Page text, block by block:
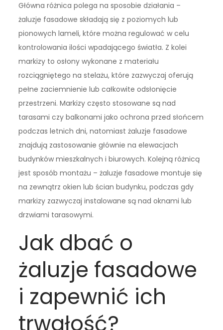
Główna różnica polega na sposobie działania –
żaluzje fasadowe składają się z poziomych lub
pionowych lameli, które można regulować w celu
kontrolowania ilości wpadającego światła. Z kolei
markizy to osłony wykonane z materiału
rozciągniętego na stelażu, które zazwyczaj oferują
pełne zaciemnienie lub całkowite odsłonięcie
przestrzeni. Markizy często stosowane są nad
tarasami czy balkonami jako ochrona przed słońcem
podczas letnich dni, natomiast żaluzje fasadowe
znajdują zastosowanie głównie na elewacjach
budynków mieszkalnych i biurowych. Kolejną różnicą
jest sposób montażu – żaluzje fasadowe montuje się
na zewnątrz okien lub ścian budynku, podczas gdy
markizy zazwyczaj instalowane są nad oknami lub
drzwiami tarasowymi.
Jak dbać o
żaluzje fasadowe
i zapewnić ich
trwałość?